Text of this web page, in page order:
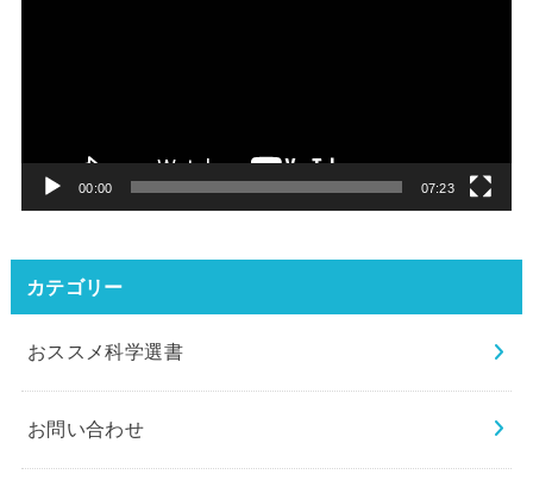
00:00 07:23
カテゴリー
おススメ科学選書
お問い合わせ